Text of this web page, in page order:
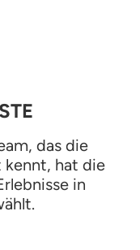
das die
kennt, hat die
in